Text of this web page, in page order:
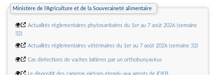
🌍 Décision n° 2026-26 du 27 mars 2026 portant délégation de signature
Ministère de l'Agriculture et de la Souveraineté alimentaire
🌍
Actualités réglementaires phytosanitaires du 1er au 7 août 2026 (semaine
32)
🌍 Actualités réglementaires vétérinaires du 1er au 7 août 2026 (semaine 32)
🌍 Cas dinfections de vaches laitières par un orthobunyavirus
🌍 Le dispositif des caméras piétons étendu aux agents de lOFB